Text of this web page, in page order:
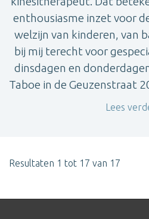
enthousiasme inzet voor
welzijn van kinderen, van
bij mij terecht voor
dinsdagen en
Taboe in de Geuzenstraat
Lees
Resultaten 1 tot 17 van 17